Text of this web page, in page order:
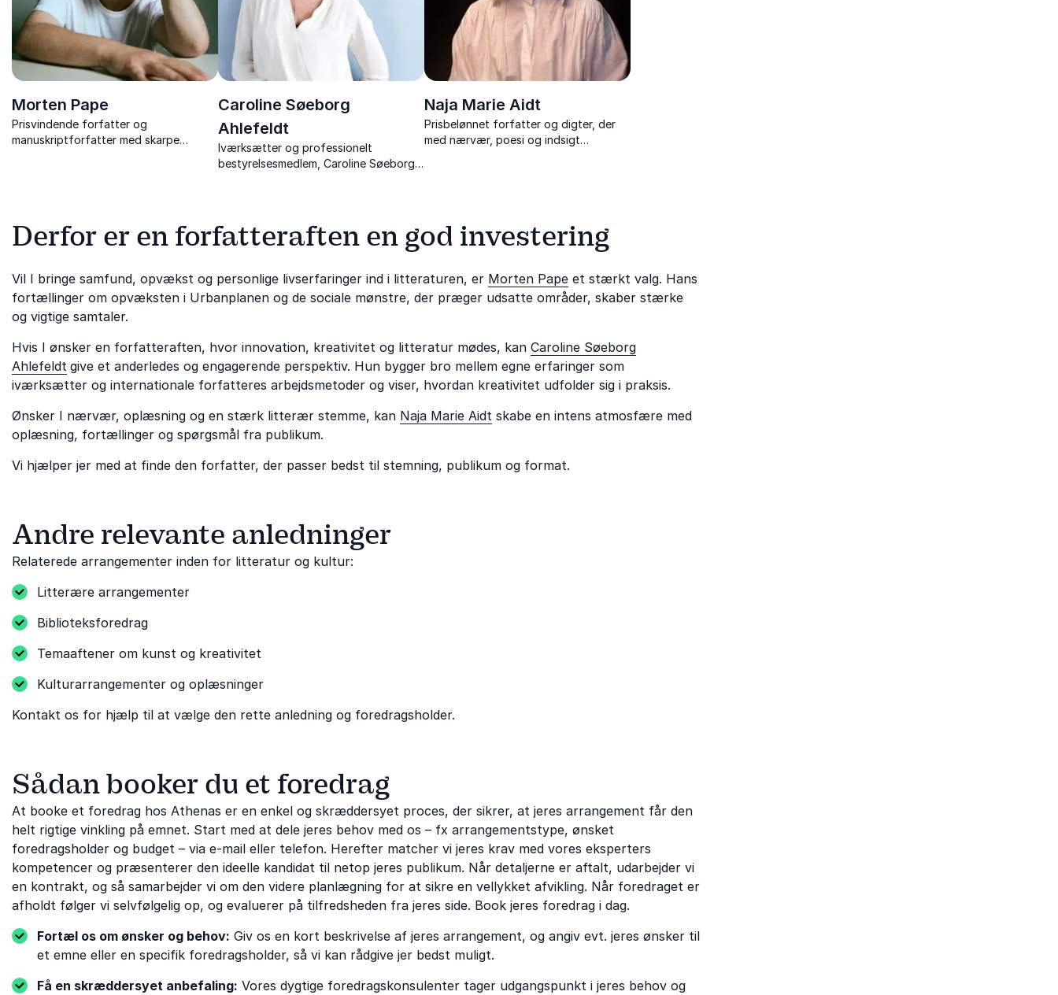
Morten Pape
Prisvindende forfatter og
manuskriptforfatter med skarpe
Caroline Søeborg
Ahlefeldt
Iværksætter og professionelt
bestyrelsesmedlem, Caroline Søeborg
Naja Marie Aidt
Prisbelønnet forfatter og digter, der
med nærvær, poesi og indsigt
Derfor er en forfatteraften en god investering
Vil I bringe samfund, opvækst og personlige livserfaringer ind i litteraturen, er Morten Pape et stærkt valg. Hans
fortællinger om opvæksten i Urbanplanen og de sociale mønstre, der præger udsatte områder, skaber stærke
og vigtige samtaler.
Hvis I ønsker en forfatteraften, hvor innovation, kreativitet og litteratur mødes, kan Caroline Søeborg
Ahlefeldt give et anderledes og engagerende perspektiv. Hun bygger bro mellem egne erfaringer som
iværksætter og internationale forfatteres arbejdsmetoder og viser, hvordan kreativitet udfolder sig i praksis.
Ønsker I nærvær, oplæsning og en stærk litterær stemme, kan Naja Marie Aidt skabe en intens atmosfære med
oplæsning, fortællinger og spørgsmål fra publikum.
Vi hjælper jer med at finde den forfatter, der passer bedst til stemning, publikum og format.
Andre relevante anledninger
Relaterede arrangementer inden for litteratur og kultur:
Litterære arrangementer
Biblioteksforedrag
Temaaftener om kunst og kreativitet
Kulturarrangementer og oplæsninger
Kontakt os for hjælp til at vælge den rette anledning og foredragsholder.
Sådan booker du et foredrag
At booke et foredrag hos Athenas er en enkel og skræddersyet proces, der sikrer, at jeres arrangement får den
helt rigtige vinkling på emnet. Start med at dele jeres behov med os – fx arrangementstype, ønsket
foredragsholder og budget – via e-mail eller telefon. Herefter matcher vi jeres krav med vores eksperters
kompetencer og præsenterer den ideelle kandidat til netop jeres publikum. Når detaljerne er aftalt, udarbejder vi
en kontrakt, og så samarbejder vi om den videre planlægning for at sikre en vellykket afvikling. Når foredraget er
afholdt følger vi selvfølgelig op, og evaluerer på tilfredsheden fra jeres side. Book jeres foredrag i dag.
Fortæl os om ønsker og behov: Giv os en kort beskrivelse af jeres arrangement, og angiv evt. jeres ønsker til
et emne eller en specifik foredragsholder, så vi kan rådgive jer bedst muligt.
Få en skræddersyet anbefaling: Vores dygtige foredragskonsulenter tager udgangspunkt i jeres behov og